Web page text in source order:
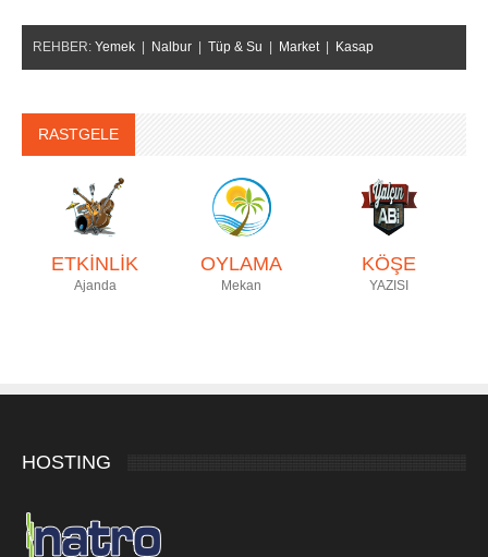
REHBER: Yemek | Nalbur | Tüp & Su | Market| Kasap
RASTGELE
ETKİNLİK
Ajanda
OYLAMA
Mekan
KÖŞE
YAZISI
HOSTING